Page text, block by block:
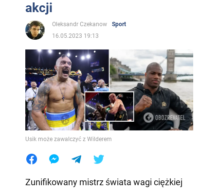
akcji
Oleksandr Czekanow
Sport
16.05.2023 19:13
Usik może zawalczyć z Wilderem
Zunifikowany mistrz świata wagi ciężkiej